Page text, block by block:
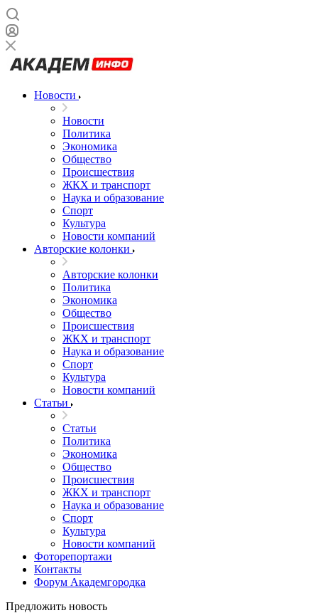
Новости
Новости
Политика
Экономика
Общество
Происшествия
ЖКХ и транспорт
Наука и образование
Спорт
Культура
Новости компаний
Авторские колонки
Авторские колонки
Политика
Экономика
Общество
Происшествия
ЖКХ и транспорт
Наука и образование
Спорт
Культура
Новости компаний
Статьи
Статьи
Политика
Экономика
Общество
Происшествия
ЖКХ и транспорт
Наука и образование
Спорт
Культура
Новости компаний
Фоторепортажи
Контакты
Форум Академгородка
Предложить новость